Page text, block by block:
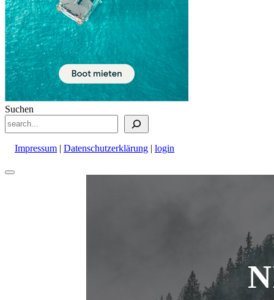
Suchen
Impressum | Datenschutzerklärung | login
Nach